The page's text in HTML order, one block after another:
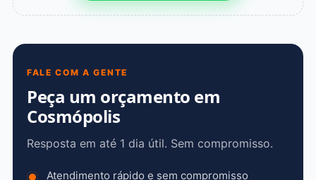
FALE COM A GENTE
Peça um orçamento em
Cosmópolis
Resposta em até 1 dia útil. Sem compromisso.
Atendimento rápido e sem compromisso